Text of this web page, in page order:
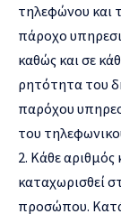
τηλεφώνου και
πάροχο
καθώς και σε
ρητότητα του
παρόχου
του
2. Κάθε
καταχωρισθεί
προσώπου.